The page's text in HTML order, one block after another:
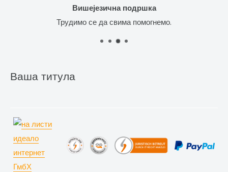
Вишејезична подршка
Трудимо се да свима помогнемо.
Ваша титула